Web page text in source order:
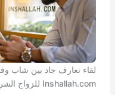
لقاء تعارف جاد بين شاب
Inshallah.com للزواج الشرعي